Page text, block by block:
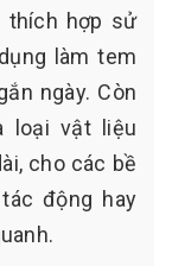
thích hợp sử
làm tem
ngày. Còn
vật liệu
cho các bề
động hay